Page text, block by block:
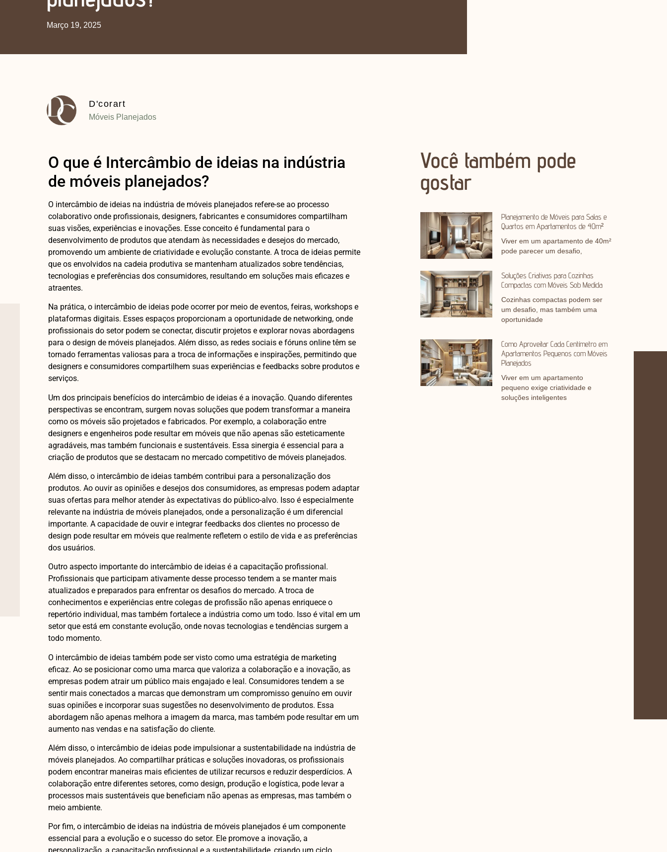
Março 19, 2025
D'corart
Móveis Planejados
O que é Intercâmbio de ideias na indústria
de móveis planejados?
O intercâmbio de ideias na indústria de móveis planejados refere-se ao processo
colaborativo onde profissionais, designers, fabricantes e consumidores compartilham
suas visões, experiências e inovações. Esse conceito é fundamental para o
desenvolvimento de produtos que atendam às necessidades e desejos do mercado,
promovendo um ambiente de criatividade e evolução constante. A troca de ideias permite
que os envolvidos na cadeia produtiva se mantenham atualizados sobre tendências,
tecnologias e preferências dos consumidores, resultando em soluções mais eficazes e
atraentes.
Na prática, o intercâmbio de ideias pode ocorrer por meio de eventos, feiras, workshops e
plataformas digitais. Esses espaços proporcionam a oportunidade de networking, onde
profissionais do setor podem se conectar, discutir projetos e explorar novas abordagens
para o design de móveis planejados. Além disso, as redes sociais e fóruns online têm se
tornado ferramentas valiosas para a troca de informações e inspirações, permitindo que
designers e consumidores compartilhem suas experiências e feedbacks sobre produtos e
serviços.
Um dos principais benefícios do intercâmbio de ideias é a inovação. Quando diferentes
perspectivas se encontram, surgem novas soluções que podem transformar a maneira
como os móveis são projetados e fabricados. Por exemplo, a colaboração entre
designers e engenheiros pode resultar em móveis que não apenas são esteticamente
agradáveis, mas também funcionais e sustentáveis. Essa sinergia é essencial para a
criação de produtos que se destacam no mercado competitivo de móveis planejados.
Além disso, o intercâmbio de ideias também contribui para a personalização dos
produtos. Ao ouvir as opiniões e desejos dos consumidores, as empresas podem adaptar
suas ofertas para melhor atender às expectativas do público-alvo. Isso é especialmente
relevante na indústria de móveis planejados, onde a personalização é um diferencial
importante. A capacidade de ouvir e integrar feedbacks dos clientes no processo de
design pode resultar em móveis que realmente refletem o estilo de vida e as preferências
dos usuários.
Outro aspecto importante do intercâmbio de ideias é a capacitação profissional.
Profissionais que participam ativamente desse processo tendem a se manter mais
atualizados e preparados para enfrentar os desafios do mercado. A troca de
conhecimentos e experiências entre colegas de profissão não apenas enriquece o
repertório individual, mas também fortalece a indústria como um todo. Isso é vital em um
setor que está em constante evolução, onde novas tecnologias e tendências surgem a
todo momento.
O intercâmbio de ideias também pode ser visto como uma estratégia de marketing
eficaz. Ao se posicionar como uma marca que valoriza a colaboração e a inovação, as
empresas podem atrair um público mais engajado e leal. Consumidores tendem a se
sentir mais conectados a marcas que demonstram um compromisso genuíno em ouvir
suas opiniões e incorporar suas sugestões no desenvolvimento de produtos. Essa
abordagem não apenas melhora a imagem da marca, mas também pode resultar em um
aumento nas vendas e na satisfação do cliente.
Além disso, o intercâmbio de ideias pode impulsionar a sustentabilidade na indústria de
móveis planejados. Ao compartilhar práticas e soluções inovadoras, os profissionais
podem encontrar maneiras mais eficientes de utilizar recursos e reduzir desperdícios. A
colaboração entre diferentes setores, como design, produção e logística, pode levar a
processos mais sustentáveis que beneficiam não apenas as empresas, mas também o
meio ambiente.
Por fim, o intercâmbio de ideias na indústria de móveis planejados é um componente
essencial para a evolução e o sucesso do setor. Ele promove a inovação, a
Você também pode
gostar
Planejamento de Móveis para Salas e
Quartos em Apartamentos de 40m²
Viver em um apartamento de 40m²
pode parecer um desafio,
Soluções Criativas para Cozinhas
Compactas com Móveis Sob Medida
Cozinhas compactas podem ser
um desafio, mas também uma
oportunidade
Como Aproveitar Cada Centímetro em
Apartamentos Pequenos com Móveis
Planejados
Viver em um apartamento
pequeno exige criatividade e
soluções inteligentes